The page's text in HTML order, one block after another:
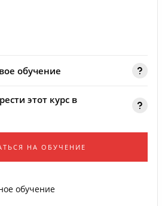
обучение
этот курс в
НА ОБУЧЕНИЕ
обучение